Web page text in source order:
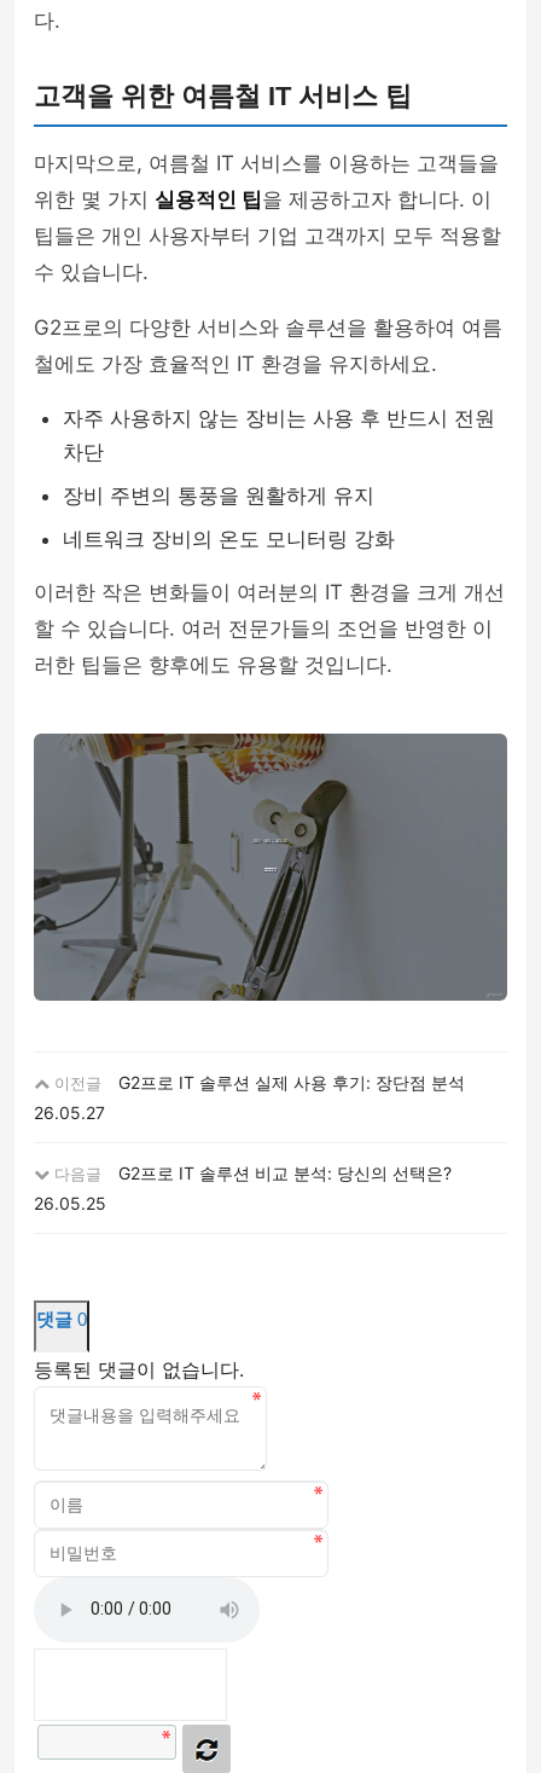
다.
고객을 위한 여름철 IT 서비스 팁
마지막으로, 여름철 IT 서비스를 이용하는 고객들을
위한 몇 가지 실용적인 팁을 제공하고자 합니다. 이
팁들은 개인 사용자부터 기업 고객까지 모두 적용할
수 있습니다.
G2프로의 다양한 서비스와 솔루션을 활용하여 여름
철에도 가장 효율적인 IT 환경을 유지하세요.
자주 사용하지 않는 장비는 사용 후 반드시 전원
차단
장비 주변의 통풍을 원활하게 유지
네트워크 장비의 온도 모니터링 강화
이러한 작은 변화들이 여러분의 IT 환경을 크게 개선
할 수 있습니다. 여러 전문가들의 조언을 반영한 이
러한 팁들은 향후에도 유용할 것입니다.
이전글
G2프로 IT 솔루션 실제 사용 후기: 장단점 분석
26.05.27
다음글
G2프로 IT 솔루션 비교 분석: 당신의 선택은?
26.05.25
댓글 0
등록된 댓글이 없습니다.